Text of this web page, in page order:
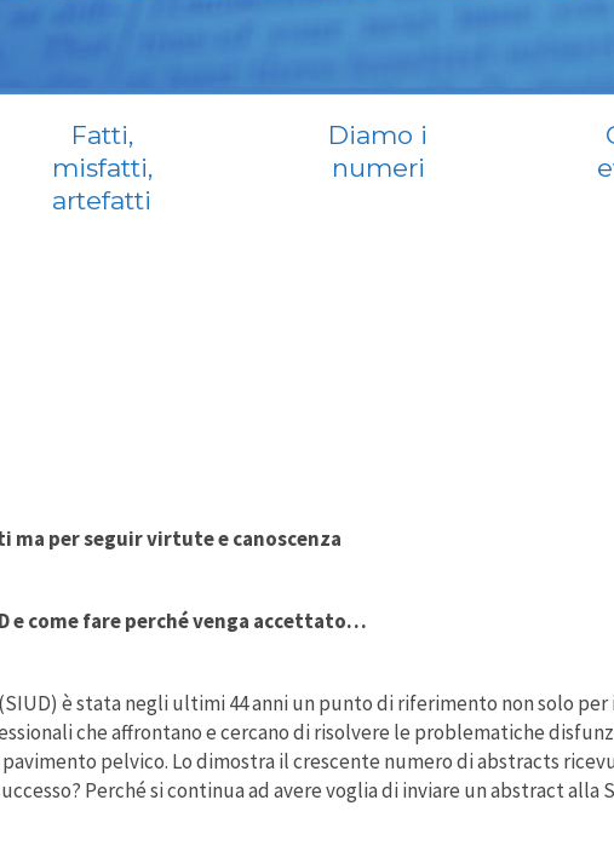
Fatti,
misfatti,
artefatti
Diamo i
numeri
ma per seguir virtute e canoscenza
e come fare perché venga accettato…
è stata negli ultimi 44 anni un punto di riferimento non solo
che affrontano e cercano di risolvere le problematiche
pelvico. Lo dimostra il crescente numero di abstracts
Perché si continua ad avere voglia di inviare un abstract alla